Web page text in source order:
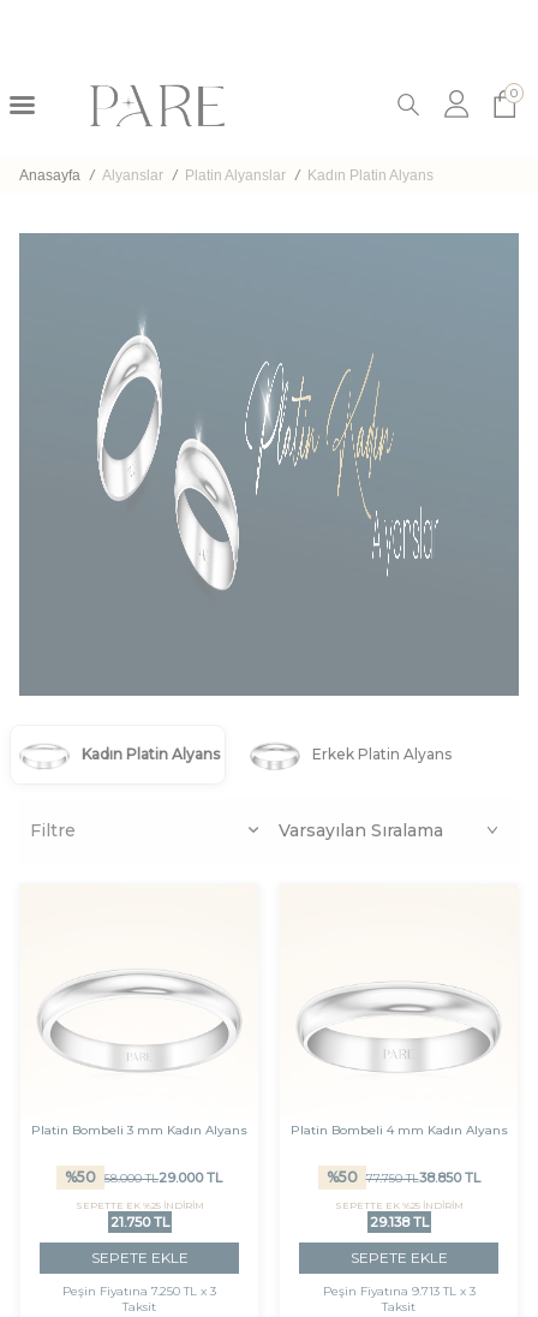
0
Anasayfa / Alyanslar / Platin Alyanslar / Kadın Platin Alyans
Platin Kadın Alyans
Kadın Platin Alyans Erkek Platin Alyans
Filtre
Platin Bombeli 3 mm Kadın Alyans
%50 58.000TL29.000TL
SEPETTE EK %25 İNDİRİM
21.750 TL
SEPETE EKLE
Peşin Fiyatına 7.250 TL x 3
Taksit
Platin Bombeli 4 mm Kadın Alyans
%50 77.750TL38.850TL
SEPETTE EK %25 İNDİRİM
29.138 TL
SEPETE EKLE
Peşin Fiyatına 9.713 TL x 3
Taksit